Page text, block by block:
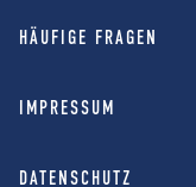
HÄUFIGE FRAGEN
IMPRESSUM
DATENSCHUTZ